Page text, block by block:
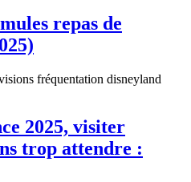
repas de
2025, visiter
trop attendre :